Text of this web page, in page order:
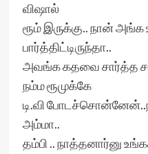
விஷால்
ரூம் இருக்கு.. நான் அங்க
பார்த்திட்டிருந்தா..
அவங்க கதவை சார்த்த
நம்ம ரூமுக்கே
டி.வி
அம்மா..
தம்பி .. நாத்தனார்னு